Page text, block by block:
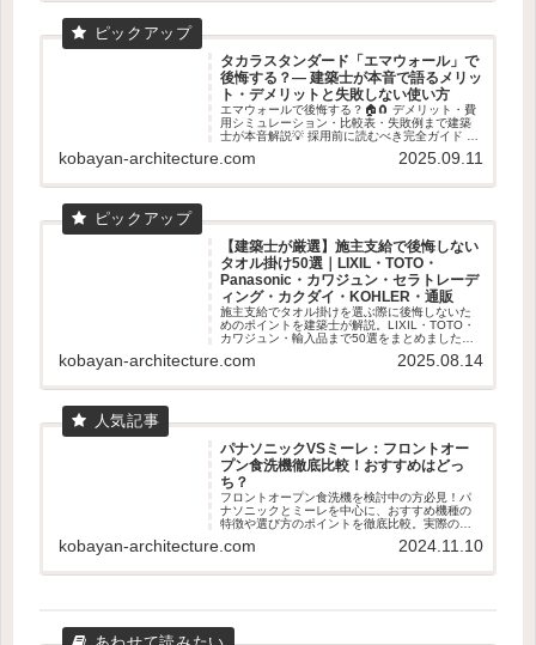
タカラスタンダード「エマウォール」で
後悔する？― 建築士が本音で語るメリッ
ト・デメリットと失敗しない使い方
エマウォールで後悔する？🏠🧲 デメリット・費
用シミュレーション・比較表・失敗例まで建築
士が本音解説💡 採用前に読むべき完全ガイド 👓
kobayan-architecture.com 2025.09.11
【建築士が厳選】施主支給で後悔しない
タオル掛け50選｜LIXIL・TOTO・
Panasonic・カワジュン・セラトレーデ
ィング・カクダイ・KOHLER・通販
施主支給でタオル掛けを選ぶ際に後悔しないた
めのポイントを建築士が解説。LIXIL・TOTO・
カワジュン・輸入品まで50選をまとめました。
kobayan-architecture.com 2025.08.14
パナソニックVSミーレ：フロントオー
プン食洗機徹底比較！おすすめはどっ
ち？
フロントオープン食洗機を検討中の方必見！パ
ナソニックとミーレを中心に、おすすめ機種の
特徴や選び方のポイントを徹底比較。実際のユ
びをサポートします。容量、乾燥機能、使いや
kobayan-architecture.com 2024.11.10